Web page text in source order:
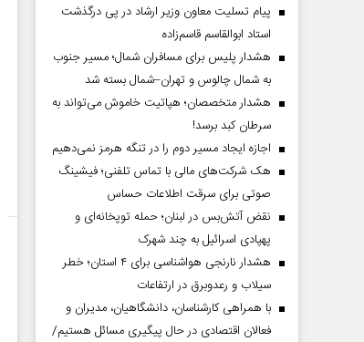
پیام تسلیت معاون وزیر ارشاد در پی درگذشت
استاد ابوالقاسم قاسم‌زاده
هشدار پلیس برای مسافران شمال؛ مسیر جنوب
به شمال چالوس و تهران–شمال بسته شد
هشدار متخصصان؛ هپاتیت خاموش می‌تواند به
سرطان کبد برسد!
اجازه ایجاد مسیر دوم را در تنگه هرمز نمی‌دهیم
هک شرکت‌های مالی با تماس تلفنی؛ فیشینگ
صوتی برای سرقت اطلاعات حساس
نقض آتش‌بس در لبنان؛ حمله توپخانه‌ای و
پهپادی اسرائیل به چند شهرک
هشدار نارنجی هواشناسی برای ۴ استان؛ خطر
سیلاب و رعدوبرق در ارتفاعات
با همراهی کارشناسان، دانشگاهیان، مدیران و
فعالان اقتصادی در حال پیگیری مسائل هستیم/